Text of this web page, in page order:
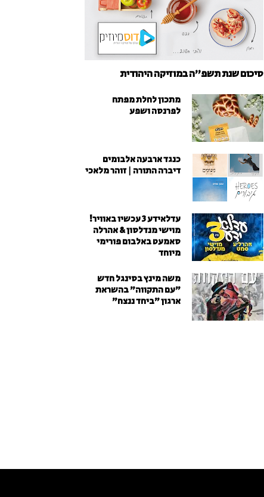
סיכום שנת תשפ"ה במוזיקה היהודית
מתכון לחלת מפתח
לפרנסה ושפע
כנגד ארבעה אלבומים
דיברה התורה | זוהר מלאכי
עדלאידע 3 עכשיו באוויר!
מוישי מנדלסון & אהרלה
סאמעט באלבום פורימי
מיוחד
משה מינץ בסינגל חדש
״עם התקווה״ בהשראת
ארגון "ביחד ננצח"